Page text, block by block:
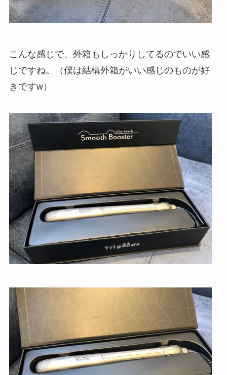
こんな感じで、外箱もしっかりしてるのでいい感
じですね。（僕は結構外箱がいい感じのものが好
きですw）